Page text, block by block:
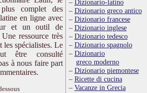
complet des
en ligne avec
et un outil de
ressource très
les spécialistes. Le
être consulté
à nous faire part
Dizionario-latino
Dizionario greco antico
Dizionario francese
Dizionario inglese
Dizionario tedesco
Dizionario spagnolo
Dizionario
greco moderno
Dizionario piemontese
Ricette di cucina
Vacanze in Grecia